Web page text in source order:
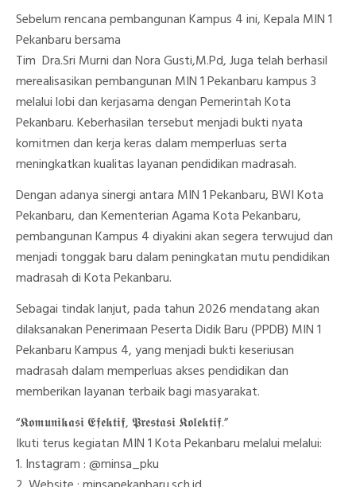
Sebelum rencana pembangunan Kampus 4 ini, Kepala MIN 1
Pekanbaru bersama
Tim Dra.Sri Murni dan Nora Gusti,M.Pd, Juga telah berhasil
merealisasikan pembangunan MIN 1 Pekanbaru kampus 3
melalui lobi dan kerjasama dengan Pemerintah Kota
Pekanbaru. Keberhasilan tersebut menjadi bukti nyata
komitmen dan kerja keras dalam memperluas serta
meningkatkan kualitas layanan pendidikan madrasah.
Dengan adanya sinergi antara MIN 1 Pekanbaru, BWI Kota
Pekanbaru, dan Kementerian Agama Kota Pekanbaru,
pembangunan Kampus 4 diyakini akan segera terwujud dan
menjadi tonggak baru dalam peningkatan mutu pendidikan
madrasah di Kota Pekanbaru.
Sebagai tindak lanjut, pada tahun 2026 mendatang akan
dilaksanakan Penerimaan Peserta Didik Baru (PPDB) MIN 1
Pekanbaru Kampus 4, yang menjadi bukti keseriusan
madrasah dalam memperluas akses pendidikan dan
memberikan layanan terbaik bagi masyarakat.
“𝕶𝖔𝖒𝖚𝖓𝖎𝖐𝖆𝖘𝖎 𝕰𝖋𝖊𝖐𝖙𝖎𝖋, 𝕻𝖗𝖊𝖘𝖙𝖆𝖘𝖎 𝕶𝖔𝖑𝖊𝖐𝖙𝖎𝖋.”
Ikuti terus kegiatan MIN 1 Kota Pekanbaru melalui melalui:
1. Instagram : @minsa_pku